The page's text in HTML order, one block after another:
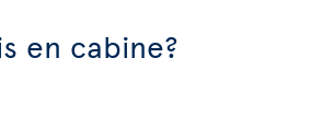
en cabine?